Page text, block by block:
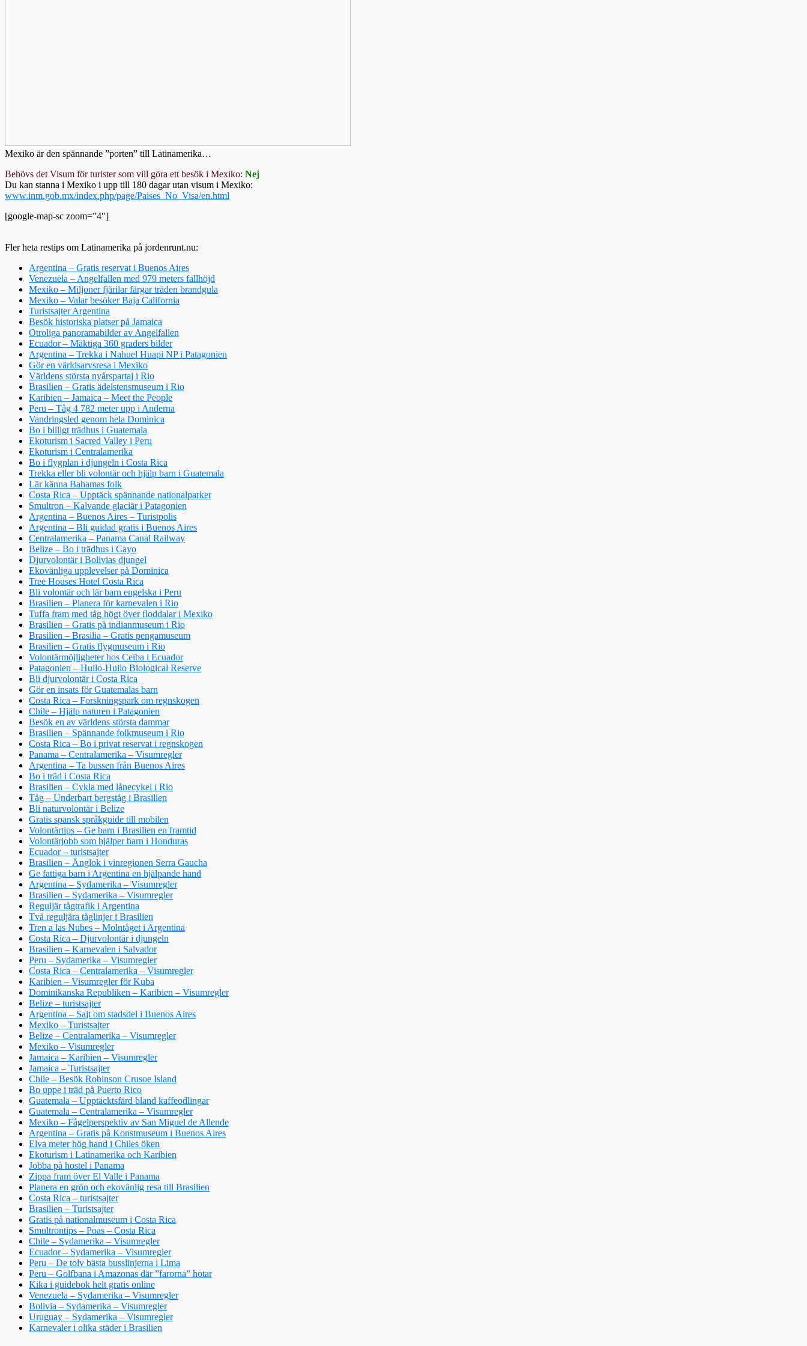
Mexiko är den spännande ”porten” till Latinamerika…
Behövs det Visum för turister som vill göra ett besök i Mexiko: Nej
Du kan stanna i Mexiko i upp till 180 dagar utan visum i Mexiko:
www.inm.gob.mx/index.php/page/Paises_No_Visa/en.html
[google-map-sc zoom=”4″]
Fler heta restips om Latinamerika på jordenrunt.nu:
Argentina – Gratis reservat i Buenos Aires
Venezuela – Angelfallen med 979 meters fallhöjd
Mexiko – Miljoner fjärilar färgar träden brandgula
Mexiko – Valar besöker Baja California
Turistsajter Argentina
Besök historiska platser på Jamaica
Otroliga panoramabilder av Angelfallen
Ecuador – Mäktiga 360 graders bilder
Argentina – Trekka i Nahuel Huapi NP i Patagonien
Gör en världsarvsresa i Mexiko
Världens största nyårspartaj i Rio
Brasilien – Gratis ädelstensmuseum i Rio
Karibien – Jamaica – Meet the People
Peru – Tåg 4 782 meter upp i Anderna
Vandringsled genom hela Dominica
Bo i billigt trädhus i Guatemala
Ekoturism i Sacred Valley i Peru
Ekoturism i Centralamerika
Bo i flygplan i djungeln i Costa Rica
Trekka eller bli volontär och hjälp barn i Guatemala
Lär känna Bahamas folk
Costa Rica – Upptäck spännande nationalparker
Smultron – Kalvande glaciär i Patagonien
Argentina – Buenos Aires – Turistpolis
Argentina – Bli guidad gratis i Buenos Aires
Centralamerika – Panama Canal Railway
Belize – Bo i trädhus i Cayo
Djurvolontär i Bolivias djungel
Ekovänliga upplevelser på Dominica
Tree Houses Hotel Costa Rica
Bli volontär och lär barn engelska i Peru
Brasilien – Planera för karnevalen i Rio
Tuffa fram med tåg högt över floddalar i Mexiko
Brasilien – Gratis på indianmuseum i Rio
Brasilien – Brasilia – Gratis pengamuseum
Brasilien – Gratis flygmuseum i Rio
Volontärmöjligheter hos Ceiba i Ecuador
Patagonien – Huilo-Huilo Biological Reserve
Bli djurvolontär i Costa Rica
Gör en insats för Guatemalas barn
Costa Rica – Forskningspark om regnskogen
Chile – Hjälp naturen i Patagonien
Besök en av världens största dammar
Brasilien – Spännande folkmuseum i Rio
Costa Rica – Bo i privat reservat i regnskogen
Panama – Centralamerika – Visumregler
Argentina – Ta bussen från Buenos Aires
Bo i träd i Costa Rica
Brasilien – Cykla med lånecykel i Rio
Tåg – Underbart bergståg i Brasilien
Bli naturvolontär i Belize
Gratis spansk språkguide till mobilen
Volontärtips – Ge barn i Brasilien en framtid
Volontärjobb som hjälper barn i Honduras
Ecuador – turistsajter
Brasilien – Ånglok i vinregionen Serra Gaucha
Ge fattiga barn i Argentina en hjälpande hand
Argentina – Sydamerika – Visumregler
Brasilien – Sydamerika – Visumregler
Reguljär tågtrafik i Argentina
Två reguljära tåglinjer i Brasilien
Tren a las Nubes – Molntåget i Argentina
Costa Rica – Djurvolontär i djungeln
Brasilien – Karnevalen i Salvador
Peru – Sydamerika – Visumregler
Costa Rica – Centralamerika – Visumregler
Karibien – Visumregler för Kuba
Dominikanska Republiken – Karibien – Visumregler
Belize – turistsajter
Argentina – Sajt om stadsdel i Buenos Aires
Mexiko – Turistsajter
Belize – Centralamerika – Visumregler
Mexiko – Visumregler
Jamaica – Karibien – Visumregler
Jamaica – Turistsajter
Chile – Besök Robinson Crusoe Island
Bo uppe i träd på Puerto Rico
Guatemala – Upptäcktsfärd bland kaffeodlingar
Guatemala – Centralamerika – Visumregler
Mexiko – Fågelperspektiv av San Miguel de Allende
Argentina – Gratis på Konstmuseum i Buenos Aires
Elva meter hög hand i Chiles öken
Ekoturism i Latinamerika och Karibien
Jobba på hostel i Panama
Zippa fram över El Valle i Panama
Planera en grön och ekovänlig resa till Brasilien
Costa Rica – turistsajter
Brasilien – Turistsajter
Gratis på nationalmuseum i Costa Rica
Smultrontips – Poas – Costa Rica
Chile – Sydamerika – Visumregler
Ecuador – Sydamerika – Visumregler
Peru – De tolv bästa busslinjerna i Lima
Peru – Golfbana i Amazonas där ”farorna” hotar
Kika i guidebok helt gratis online
Venezuela – Sydamerika – Visumregler
Bolivia – Sydamerika – Visumregler
Uruguay – Sydamerika – Visumregler
Karnevaler i olika städer i Brasilien